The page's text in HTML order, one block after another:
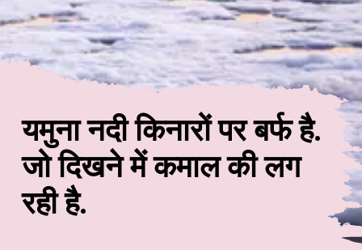
यमुना नदी किनारों पर बर्फ है.
जो दिखने में कमाल की लग
रही है.